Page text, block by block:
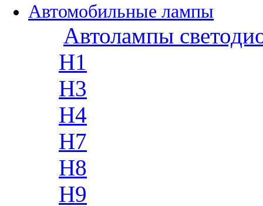
Автомобильные лампы
Автолампы
H1
H3
H4
H7
H8
H9